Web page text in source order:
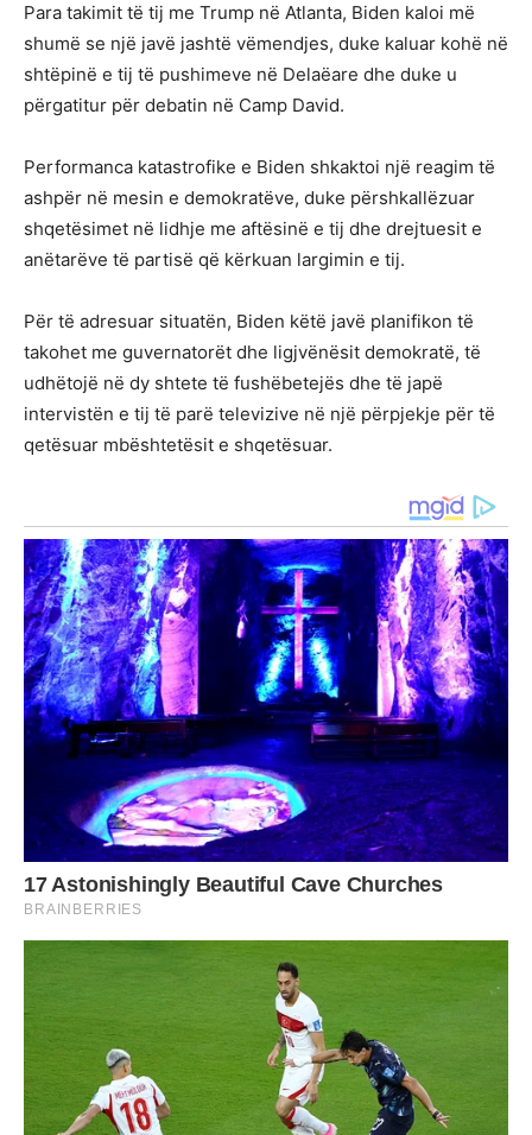
Para takimit të tij me Trump në Atlanta, Biden kaloi më
shumë se një javë jashtë vëmendjes, duke kaluar kohë në
shtëpinë e tij të pushimeve në Delaëare dhe duke u
përgatitur për debatin në Camp David.
Performanca katastrofike e Biden shkaktoi një reagim të
ashpër në mesin e demokratëve, duke përshkallëzuar
shqetësimet në lidhje me aftësinë e tij dhe drejtuesit e
anëtarëve të partisë që kërkuan largimin e tij.
Për të adresuar situatën, Biden këtë javë planifikon të
takohet me guvernatorët dhe ligjvënësit demokratë, të
udhëtojë në dy shtete të fushëbetejës dhe të japë
intervistën e tij të parë televizive në një përpjekje për të
qetësuar mbështetësit e shqetësuar.